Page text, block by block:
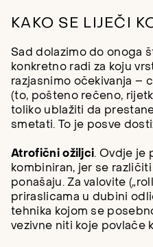
KAKO SE LIJEČI
Sad dolazimo do onoga
konkretno radi za koju
razjasnimo očekivanja –
(to, pošteno rečeno,
toliko ublažiti da
smetati. To je posve
Atrofični ožiljci. Ovdje je
kombiniran, jer se
ponašaju. Za valovite
priraslicama u dubini
tehnika kojom se
vezivne niti koje povlače